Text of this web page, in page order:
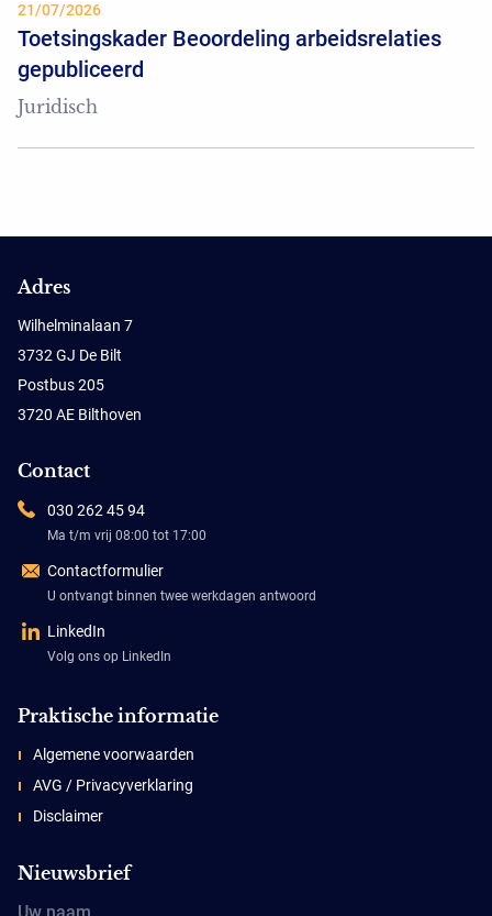
21/07/2026
Toetsingskader Beoordeling arbeidsrelaties
gepubliceerd
Juridisch
Adres
Wilhelminalaan 7
3732 GJ De Bilt
Postbus 205
3720 AE Bilthoven
Contact
030 262 45 94
Ma t/m vrij 08:00 tot 17:00
Contactformulier
U ontvangt binnen twee werkdagen antwoord
LinkedIn
Volg ons op LinkedIn
Praktische informatie
Algemene voorwaarden
AVG / Privacyverklaring
Disclaimer
Nieuwsbrief